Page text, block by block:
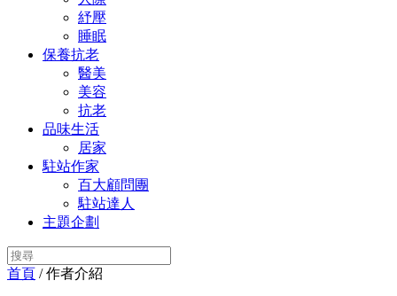
紓壓
睡眠
保養抗老
醫美
美容
抗老
品味生活
居家
駐站作家
百大顧問團
駐站達人
主題企劃
首頁 / 作者介紹